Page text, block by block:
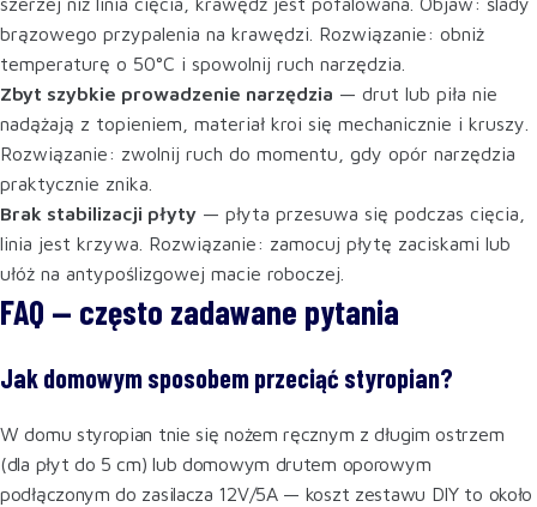
brązowego przypalenia na krawędzi. Rozwiązanie: obniż
temperaturę o 50°C i spowolnij ruch narzędzia.
Zbyt szybkie prowadzenie narzędzia — drut lub piła nie
nadążają z topieniem, materiał kroi się mechanicznie i kruszy.
Rozwiązanie: zwolnij ruch do momentu, gdy opór narzędzia
praktycznie znika.
Brak stabilizacji płyty — płyta przesuwa się podczas cięcia,
linia jest krzywa. Rozwiązanie: zamocuj płytę zaciskami lub
ułóż na antypoślizgowej macie roboczej.
FAQ — często zadawane pytania
Jak domowym sposobem przeciąć styropian?
W domu styropian tnie się nożem ręcznym z długim ostrzem
(dla płyt do 5 cm) lub domowym drutem oporowym
podłączonym do zasilacza 12V/5A — koszt zestawu DIY to około